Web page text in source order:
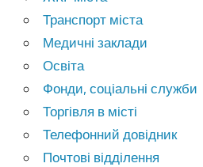
Транспорт міста
Медичні заклади
Освіта
Фонди, соціальні служби
Торгівля в місті
Телефонний довідник
Почтові відділення